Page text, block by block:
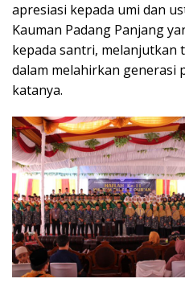
apresiasi kepada umi dan
Kauman Padang Panjang
kepada santri, melanjutkan
dalam melahirkan generasi
katanya.